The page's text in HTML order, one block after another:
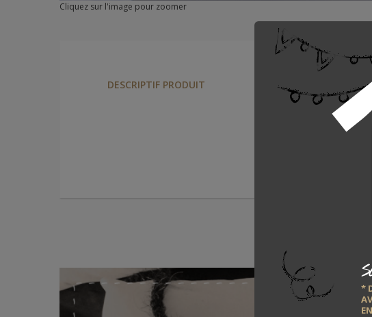
*
Cliquez sur l'image pour zoomer
DESCRIPTIF PRODUIT Oreiller souple "Val
Oreiller garni canard